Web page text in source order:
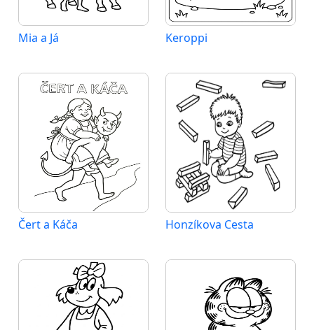
Mia a Já Keroppi
Čert a Káča Honzíkova Cesta